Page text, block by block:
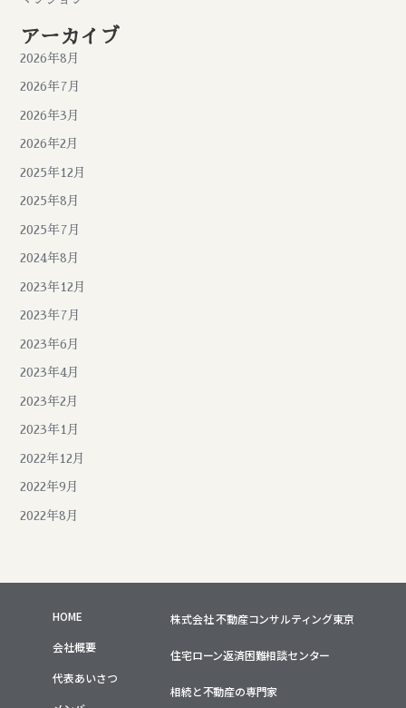
アーカイブ
2026年8月
2026年7月
2026年3月
2026年2月
2025年12月
2025年8月
2025年7月
2024年8月
2023年12月
2023年7月
2023年6月
2023年4月
2023年2月
2023年1月
2022年12月
2022年9月
2022年8月
HOME
会社概要
代表あいさつ
株式会社 不動産コンサルティング東京
住宅ローン返済困難相談センター
相続と不動産の専門家